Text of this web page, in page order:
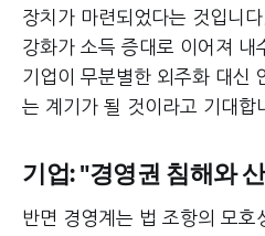
장치가 마련되었다는 것입니
강화가 소득 증대로 이어져 내
기업이 무분별한 외주화 대신
는 계기가 될 것이라고 기대합
기업: "경영권 침해와
반면 경영계는 법 조항의 모호